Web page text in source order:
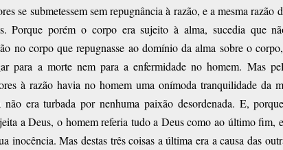
se submetessem sem repugnância à razão, e a mesma razão
Porque porém o corpo era sujeito à alma, sucedia que
no corpo que repugnasse ao domínio da alma sobre o
para a morte nem para a enfermidade no homem. Mas
à razão havia no homem uma onímoda tranquilidade da
não era turbada por nenhuma paixão desordenada. E,
a Deus, o homem referia tudo a Deus como ao último fim,
inocência. Mas destas três coisas a última era a causa das